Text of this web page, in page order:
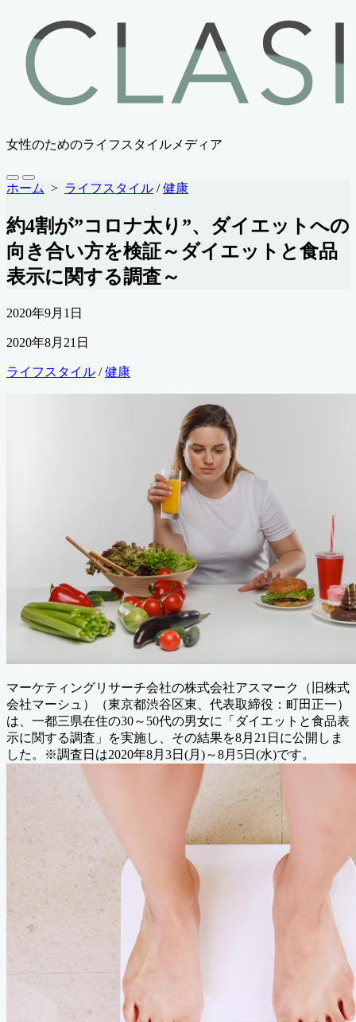
ッ
女性のためのライフスタイルメディア
検
索
り
替
え
メ
ニ
ー
ホーム > ライフスタイル /健康
約4割が”コロナ太り”、ダイエットへの
向き合い方を検証～ダイエットと食品
表示に関する調査～
公
日
2020年9月1日
最
更
2020年8月21日
カ
ライフスタイル /健康
マーケティングリサーチ会社の株式会社アスマーク（旧株式
会社マーシュ）（東京都渋谷区東、代表取締役：町田正一）
は、一都三県在住の30～50代の男女に「ダイエットと食品表
示に関する調査」を実施し、その結果を8月21日に公開しま
した。※調査日は2020年8月3日(月)～8月5日(水)です。